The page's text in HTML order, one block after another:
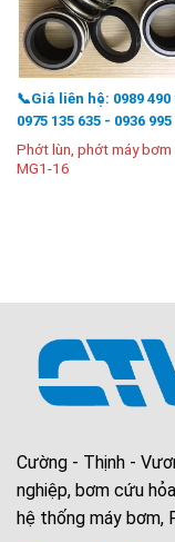
📞Giá liên hệ: 0989 490
0975 135 635 - 0936 995
Phớt lùn, phớt máy
MG1-16
Cường - Thịnh -
nghiệp, bơm cứu
hệ thống máy bơm,